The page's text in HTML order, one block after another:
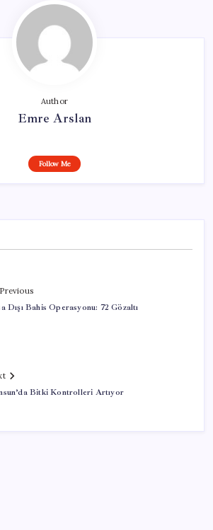
Author
Emre Arslan
Follow Me
Previous
Dışı Bahis Operasyonu: 72 Gözaltı
Bitki Kontrolleri Artıyor